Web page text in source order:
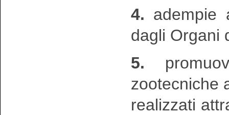
4. adempie
dagli Organi
5.
zootecniche
realizzati